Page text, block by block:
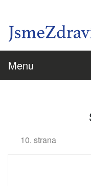
Menu
10. strana